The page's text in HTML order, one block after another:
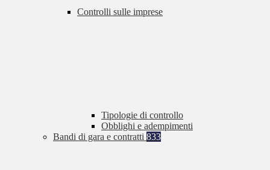
Controlli sulle imprese
Tipologie di controllo
Obblighi e adempimenti
Bandi di gara e contratti 833